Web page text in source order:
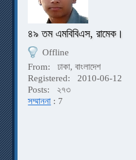
৪৯ তম এমবিবিএস, রামেক।
Offline
From:
ঢাকা, বাংলাদেশ
Registered:
2010-06-12
Posts:
২৭৩
সম্মাননা : 7